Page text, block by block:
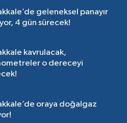
geleneksel panayır
4 gün sürecek!
kavrulacak,
o dereceyi
oraya doğalgaz